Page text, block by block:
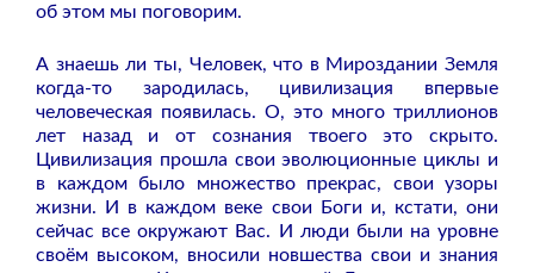
об этом мы поговорим.
А знаешь ли ты, Человек, что в Мироздании Земля
когда-то зародилась, цивилизация впервые
человеческая появилась. О, это много триллионов
лет назад и от сознания твоего это скрыто.
Цивилизация прошла свои эволюционные циклы и
в каждом было множество прекрас, свои узоры
жизни. И в каждом веке свои Боги и, кстати, они
сейчас все окружают Вас. И люди были на уровне
своём высоком, вносили новшества свои и знания